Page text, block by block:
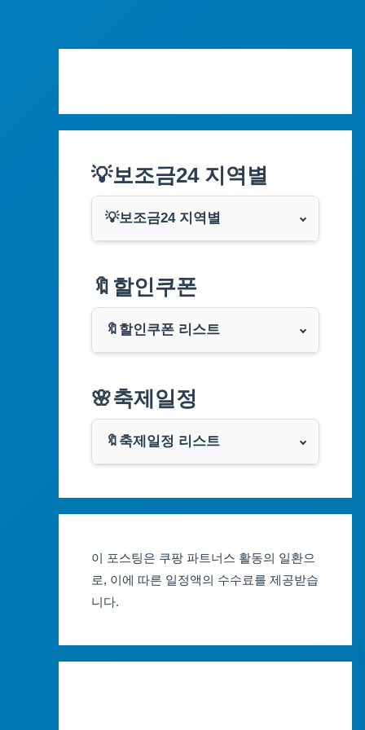
💡보조금24 지역별
💡보조금24 지역별
부산광역시
대구광역시
인천광역시
광주광역시
세종특별자치시
강원도
🔖할인쿠폰
🔖할인쿠폰 리스트
쿠팡
클룩
🌸축제일정
🔖축제일정 리스트
대구축제 일정
광주축제 일정
이 포스팅은 쿠팡 파트너스 활동의 일환으
로, 이에 따른 일정액의 수수료를 제공받습
니다.